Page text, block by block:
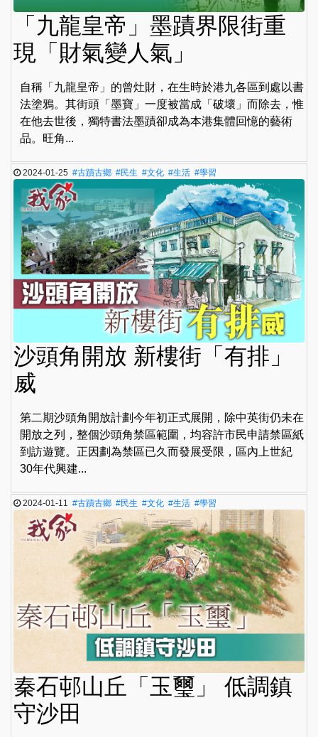
「九龍皇帝」墨蹟界限街重
現「財氣變人氣」
自稱「九龍皇帝」的曾灶財，在生時於港九各區到處以書
法塗鴉。其街頭「墨寶」一度被當成「破壞」而除去，惟
在他去世後，獨特書法墨蹟卻成為本港集體回憶的藝術
品。旺角...
2024-01-25#古蹟古鄉 #民生 #文化 #生活 #學習
沙頭角開放 新樓街「有排」
威
第二期沙頭角開放計劃今年初正式展開，除中英街仍未在
開放之列，整個沙頭角禁區範圍，均容許市民申請禁區紙
到訪遊覽。正因劃為禁區已久而發展受限，區內上世紀
30年代興建...
2024-01-11#古蹟古鄉 #民生 #文化 #生活 #學習
秦石邨山丘「玉璽」 低調鎮
守沙田